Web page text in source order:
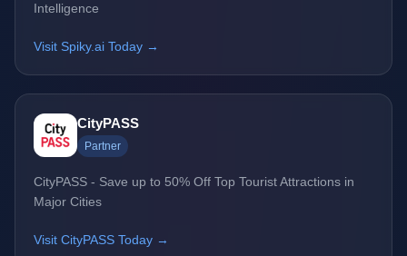
Intelligence
Visit Spiky.ai Today →
CityPASS
Partner
CityPASS - Save up to 50% Off Top Tourist Attractions in
Major Cities
Visit CityPASS Today →